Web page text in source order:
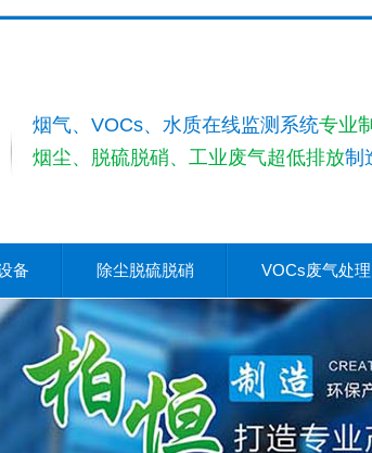
烟气、VOCs、水质在线监测系统专业
烟尘、脱硫脱硝、工业废气超低排放制
备 除尘脱硫脱硝 VOCs废气处理